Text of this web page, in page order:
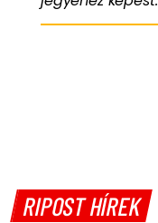
RIPOST HÍREK